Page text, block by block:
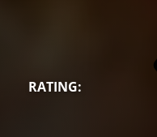
RATING: